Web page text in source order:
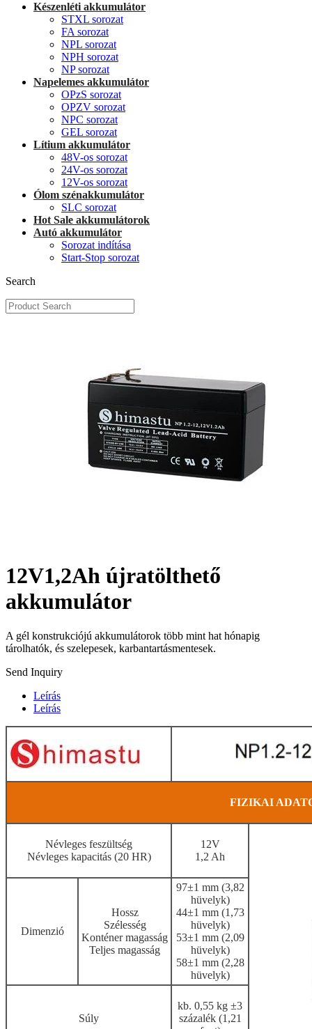
Készenléti akkumulátor
STXL sorozat
FA sorozat
NPL sorozat
NPH sorozat
NP sorozat
Napelemes akkumulátor
OPzS sorozat
OPZV sorozat
NPC sorozat
GEL sorozat
Lítium akkumulátor
48V-os sorozat
24V-os sorozat
12V-os sorozat
Ólom szénakkumulátor
SLC sorozat
Hot Sale akkumulátorok
Autó akkumulátor
Sorozat indítása
Start-Stop sorozat
Search
12V1,2Ah újratölthető
akkumulátor
A gél konstrukciójú akkumulátorok több mint hat hónapig
tárolhatók, és szelepesek, karbantartásmentesek.
Send Inquiry
Leírás
Leírás
FIZIKAI
Névleges feszültség
Névleges kapacitás (20 HR)
12V
1,2 Ah
Dimenzió
Hossz
Szélesség
Konténer magasság
Teljes magasság
97±1 mm (3,82
hüvelyk)
44±1 mm (1,73
hüvelyk)
53±1 mm (2,09
hüvelyk)
58±1 mm (2,28
hüvelyk)
Súly
kb. 0,55 kg ±3
százalék (1,21